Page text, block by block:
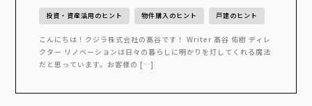
投資・資産活用のヒント 物件購入のヒント 戸建のヒント
こんにちは！クジラ株式会社の髙谷です！ Writer 髙谷 佑樹 ディレ
クター リノベーションは日々の暮らしに明かりを灯してくれる魔法
だと思っています。お客様の […]